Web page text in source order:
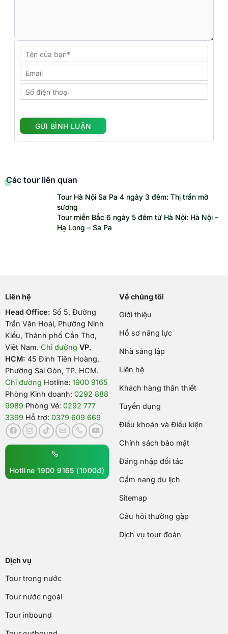
Các tour liên quan
Tour Hà Nội Sa Pa 4 ngày 3 đêm: Thị trấn mờ
sương
Tour miền Bắc 6 ngày 5 đêm từ Hà Nội: Hà Nội –
Hạ Long – Sa Pa
Liên hệ
Head Office: Số 5, Đường
Trần Văn Hoài, Phường Ninh
Kiều, Thành phố Cần Thơ,
Việt Nam. Chỉ đường VP.
HCM: 45 Đinh Tiên Hoàng,
Phường Sài Gòn, TP. HCM.
Chỉ đường Hotline: 1900 9165
Phòng Kinh doanh: 0292 888
9989 Phòng Vé: 0292 777
3399 Hỗ trợ: 0379 609 669
Hotline 1900 9165 (1000đ)
Về chúng tôi
Giới thiệu
Hồ sơ năng lực
Nhà sáng lập
Liên hệ
Khách hàng thân thiết
Tuyển dụng
Điều khoản và Điều kiện
Chính sách bảo mật
Đăng nhập đối tác
Cẩm nang du lịch
Sitemap
Câu hỏi thường gặp
Dịch vụ tour đoàn
Dịch vụ
Tour trong nước
Tour nước ngoài
Tour inbound